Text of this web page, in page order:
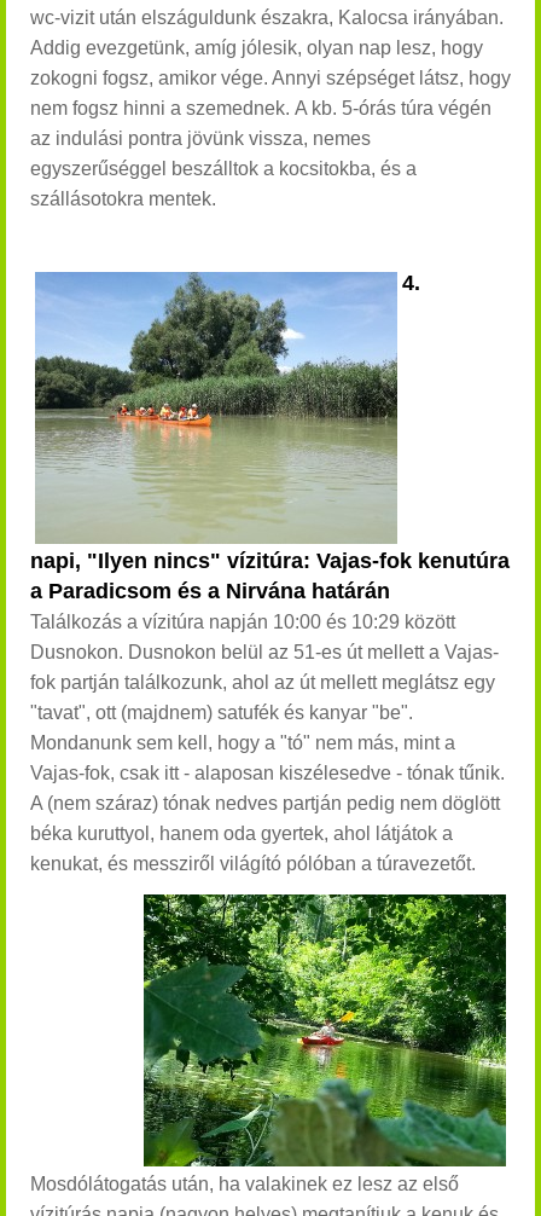
wc-vizit után elszáguldunk északra, Kalocsa irányában.
Addig evezgetünk, amíg jólesik, olyan nap lesz, hogy
zokogni fogsz, amikor vége. Annyi szépséget látsz, hogy
nem fogsz hinni a szemednek. A kb. 5-órás túra végén
az indulási pontra jövünk vissza, nemes
egyszerűséggel beszálltok a kocsitokba, és a
szállásotokra mentek.
4.
napi, "Ilyen nincs" vízitúra: Vajas-fok kenutúra
a Paradicsom és a Nirvána határán
Találkozás a vízitúra napján 10:00 és 10:29 között
Dusnokon. Dusnokon belül az 51-es út mellett a Vajas-
fok partján találkozunk, ahol az út mellett meglátsz egy
"tavat", ott (majdnem) satufék és kanyar "be".
Mondanunk sem kell, hogy a "tó" nem más, mint a
Vajas-fok, csak itt - alaposan kiszélesedve - tónak tűnik.
A (nem száraz) tónak nedves partján pedig nem döglött
béka kuruttyol, hanem oda gyertek, ahol látjátok a
kenukat, és messziről világító pólóban a túravezetőt.
Mosdólátogatás után, ha valakinek ez lesz az első